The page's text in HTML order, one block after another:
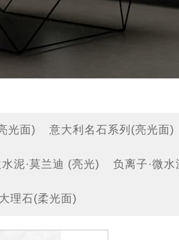
光面) 意大利名石系列(亮光面)
泥·莫兰迪 (亮光) 负离子·微
理石(柔光面)